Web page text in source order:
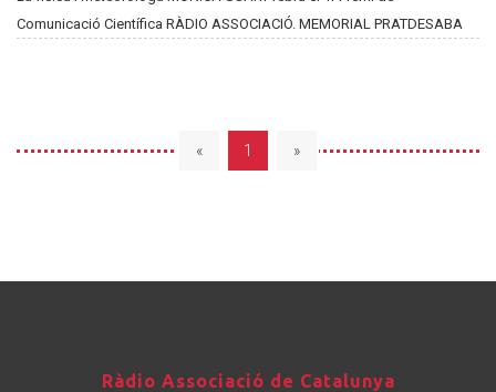
Comunicació Científica RÀDIO ASSOCIACIÓ. MEMORIAL PRATDESABA
« 1 »
Ràdio Associació de Catalunya